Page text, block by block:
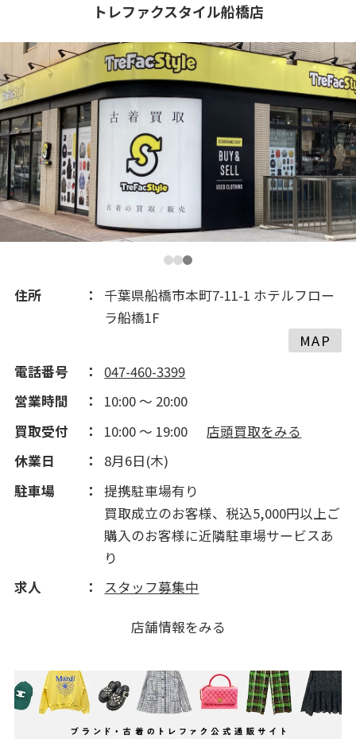
2020(362)
2019(301)
2018(269)
2017(253)
2016(352)
2015(231)
2012(264)
2011(142)
トレファクスタイル船橋店
住所
千葉県船橋市本町7-11-1 ホテルフロー
ラ船橋1F
MAP
電話番号
047-460-3399
営業時間
10:00 ～ 20:00
買取受付
10:00 ～ 19:00
店頭買取をみる
休業日
8月6日(木)
駐車場
提携駐車場有り
買取成立のお客様、税込5,000円以上ご
購入のお客様に近隣駐車場サービスあ
り
求人
スタッフ募集中
店舗情報をみる